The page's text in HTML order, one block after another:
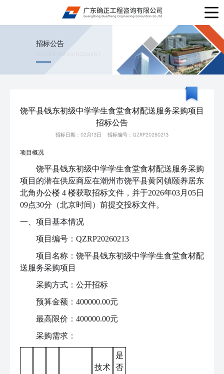
招标公告
TENDER ANNOUNCEMENT
饶平县钱东初级中学学生食堂食材配送服务采购项目
招标公告
招标日期：02月13日 招标编号：QZRP20260213
项目概况
饶平县钱东初级中学学生食堂食材配送服务采购
项目的潜在供应商应在潮州市饶平县黄冈镇颐养居东
北角办公楼 4 楼获取招标文件，并于2026年03月05日
09点30分（北京时间）前提交投标文件。
一、项目基本情况
项目编号：QZRP20260213
项目名称：饶平县钱东初级中学学生食堂食材配
送服务采购项目
采购方式：公开招标
预算金额：400000.00元
最高限价：400000.00元
采购需求：
技术
是
否